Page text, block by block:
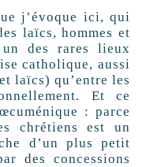
j’évoque ici, qui
laïcs, hommes et
des rares lieux
catholique, aussi
laïcs) qu’entre les
Et ce
: parce
chrétiens est un
d’un plus petit
des concessions